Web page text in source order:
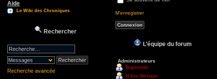
Aide
Le Wiki des Chroniques
Rechercher
Recherche avancée
M’enregistrer
L’équipe du forum
Administrateurs
Bigonoud
N'Jini Mchawi